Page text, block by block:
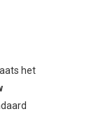
het